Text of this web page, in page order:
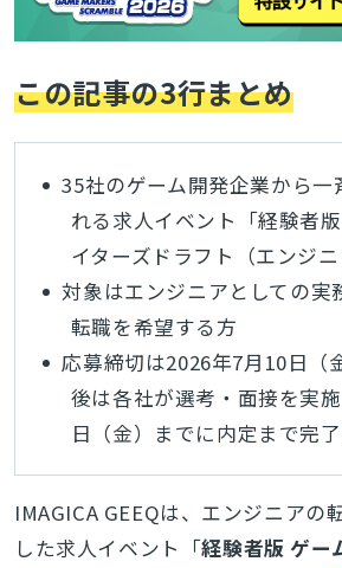
この記事の3行まとめ
35社のゲーム開発企業から一
れる求人イベント「経験者
イターズドラフト（エンジ
対象はエンジニアとしての実
転職を希望する方
応募締切は2026年7月10日（
後は各社が選考・面接を実
日（金）までに内定まで完
IMAGICA GEEQは、エンジニアの
した求人イベント「経験者版 ゲー